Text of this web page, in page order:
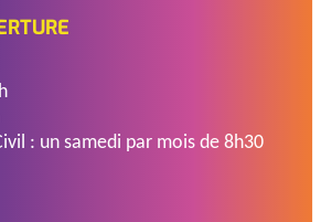
: un samedi par mois de 8h30